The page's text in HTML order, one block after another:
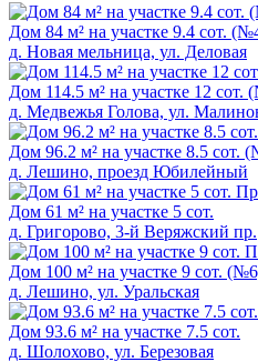
Дом 84 м² на участке 9.4 сот.
д. Новая мельница, ул. Деловая
Дом 114.5 м² на участке 12 сот.
д. Медвежья Голова, ул.
Дом 96.2 м² на участке 8.5 сот.
д. Лешино, проезд Юбилейный
Дом 61 м² на участке 5 сот.
д. Григорово, 3-й Веряжский пр.
Дом 100 м² на участке 9 сот.
д. Лешинo, ул. Уральская
Дом 93.6 м² на участке 7.5 сот.
д. Шолохово, ул. Березовая